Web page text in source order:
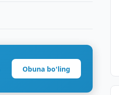
Obuna bo'ling